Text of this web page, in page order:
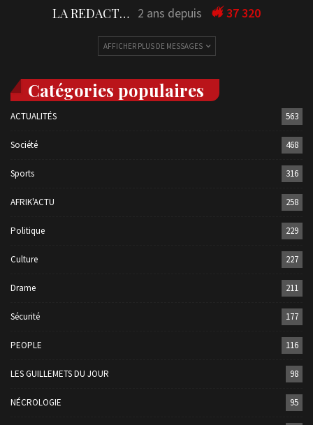
LA REDACTION 2 ans depuis 37 320
AFFICHER PLUS DE MESSAGES
Catégories populaires
ACTUALITÉS 563
Société 468
Sports 316
AFRIK'ACTU 258
Politique 229
Culture 227
Drame 211
Sécurité 177
PEOPLE 116
LES GUILLEMETS DU JOUR 98
NÉCROLOGIE 95